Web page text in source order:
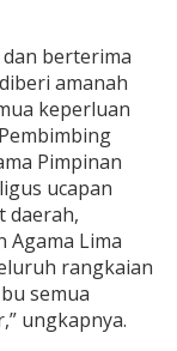
berterima
amanah
keperluan
Pimpinan
ucapan
daerah,
Agama Lima
rangkaian
semua
ungkapnya.